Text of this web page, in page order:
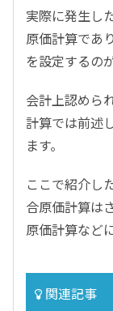
実際に発生し
原価計算であ
を設定するの
会計上認めら
計算では前述
ます。
ここで紹介し
合原価計算は
原価計算など
関連記事